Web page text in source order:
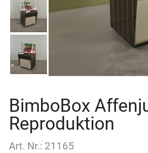
BimboBox
Reproduktion
Art. Nr.: 21165